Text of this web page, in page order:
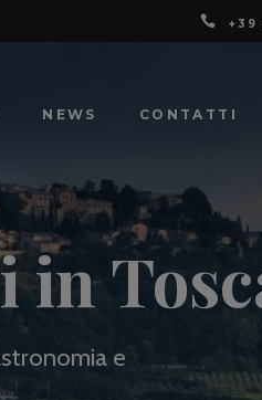
+39
NEWS CONTATTI
in
e